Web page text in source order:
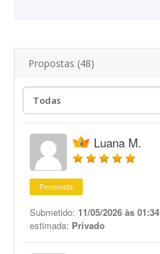
Propostas (48)
Luana M.
Promovida
Submetido: 11/05/2026 às 01:34
estimada: Privado